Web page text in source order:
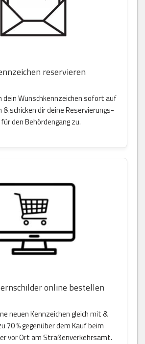
reservieren
dein Wunschkennzeichen sofort auf
& schicken dir deine Reservierungs-
für den Behördengang zu.
online bestellen
neuen Kennzeichen gleich mit &
70 % gegenüber dem Kauf beim
vor Ort am Straßenverkehrsamt.